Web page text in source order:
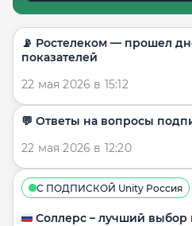
📡 Ростелеком — прошел
показателей
22 мая 2026 в 15:12
​​💬 Ответы на вопросы
22 мая 2026 в 12:20
С ПОДПИСКОЙ Unity Россия
🇷🇺 Соллерс – лучший